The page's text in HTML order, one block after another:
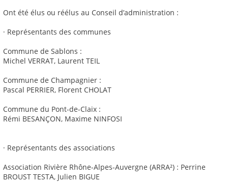
Ont été élus ou réélus au Conseil d’administration :
· Représentants des communes
Commune de Sablons :
Michel VERRAT, Laurent TEIL
Commune de Champagnier :
Pascal PERRIER, Florent CHOLAT
Commune du Pont-de-Claix :
Rémi BESANÇON, Maxime NINFOSI
· Représentants des associations
Association Rivière Rhône-Alpes-Auvergne (ARRA²) : Perrine
BROUST TESTA, Julien BIGUE